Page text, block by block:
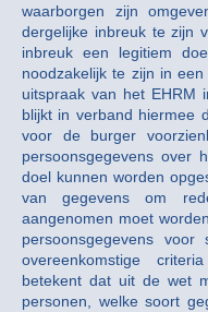
waarborgen zijn
dergelijke inbreuk te zijn
inbreuk een legitiem
noodzakelijk te zijn in
uitspraak van het EHRM
blijkt in verband hiermee
voor de burger
persoonsgegevens over
doel kunnen worden
van gegevens om
aangenomen moet
persoonsgegevens voor
overeenkomstige
betekent dat uit de wet
personen, welke soort